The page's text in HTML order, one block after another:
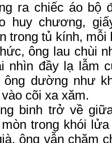
ra chiếc áo bộ
huy chương, giấ
n trong tủ kính, mỗi
ức, ông lau chùi
nhìn đầy lạlẫm c
ông dường như
cõi xa xăm.
ng binh trởvềgiữ
trong khói lử
ông vẫn chăm